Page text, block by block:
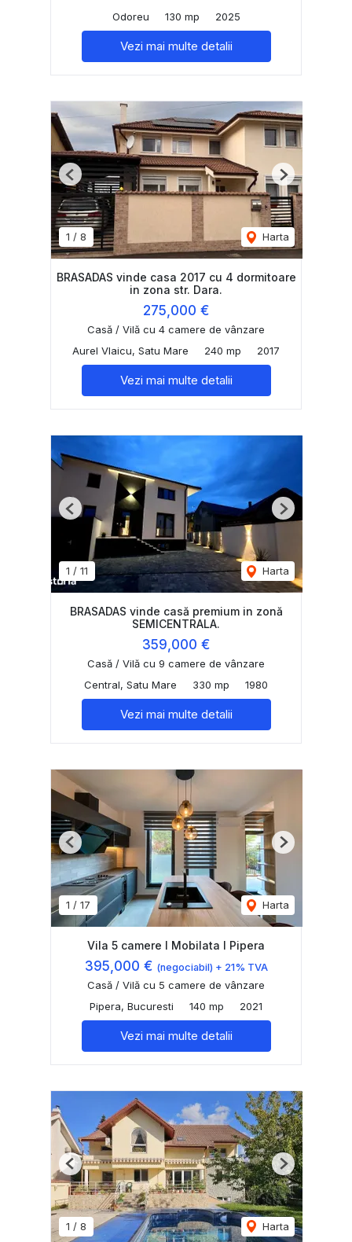
Odoreu
130 mp 2025
Vezi mai multe detalii
1 / 8 Harta
Previous Next
BRASADAS vinde casa 2017 cu 4 dormitoare
in zona str. Dara.
275,000 €
Casă / Vilă cu 4 camere de vânzare
Aurel Vlaicu, Satu Mare
240 mp 2017
Vezi mai multe detalii
1 / 11 Harta
Previous Next
BRASADAS vinde casă premium in zonă
SEMICENTRALA.
359,000 €
Casă / Vilă cu 9 camere de vânzare
Central, Satu Mare
330 mp 1980
Vezi mai multe detalii
1 / 17 Harta
Previous Next
Vila 5 camere I Mobilata I Pipera
395,000 € (negociabil) + 21% TVA
Casă / Vilă cu 5 camere de vânzare
Pipera, Bucuresti
140 mp 2021
Vezi mai multe detalii
1 / 8 Harta
Previous Next